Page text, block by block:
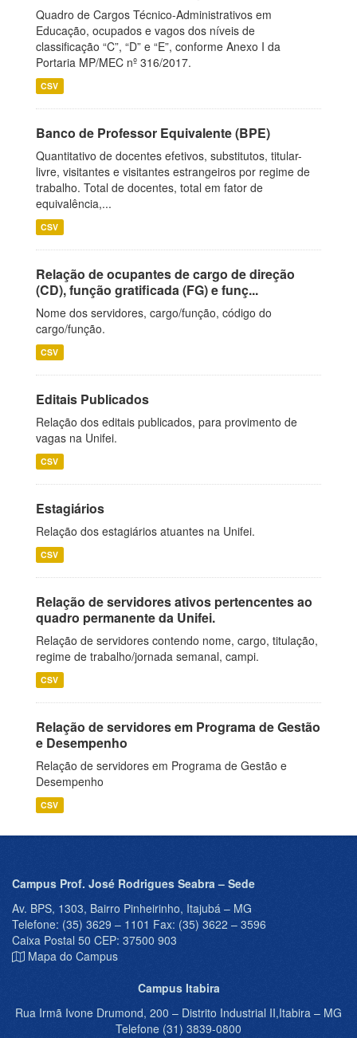
Quadro de Cargos Técnico-Administrativos em
Educação, ocupados e vagos dos níveis de
classificação “C”, “D” e “E”, conforme Anexo I da
Portaria MP/MEC nº 316/2017.
CSV
Banco de Professor Equivalente (BPE)
Quantitativo de docentes efetivos, substitutos, titular-
livre, visitantes e visitantes estrangeiros por regime de
trabalho. Total de docentes, total em fator de
equivalência,...
CSV
Relação de ocupantes de cargo de direção
(CD), função gratificada (FG) e funç...
Nome dos servidores, cargo/função, código do
cargo/função.
CSV
Editais Publicados
Relação dos editais publicados, para provimento de
vagas na Unifei.
CSV
Estagiários
Relação dos estagiários atuantes na Unifei.
CSV
Relação de servidores ativos pertencentes ao
quadro permanente da Unifei.
Relação de servidores contendo nome, cargo, titulação,
regime de trabalho/jornada semanal, campi.
CSV
Relação de servidores em Programa de Gestão
e Desempenho
Relação de servidores em Programa de Gestão e
Desempenho
CSV
Campus Prof. José Rodrigues Seabra – Sede
Av. BPS, 1303, Bairro Pinheirinho, Itajubá – MG
Telefone: (35) 3629 – 1101 Fax: (35) 3622 – 3596
Caixa Postal 50 CEP: 37500 903
Mapa do Campus
Campus Itabira
Rua Irmã Ivone Drumond, 200 – Distrito Industrial II,Itabira – MG
Telefone (31) 3839-0800